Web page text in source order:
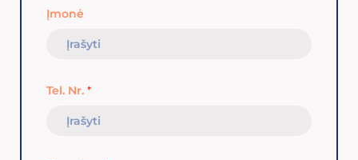
Įmonė
Tel. Nr. *